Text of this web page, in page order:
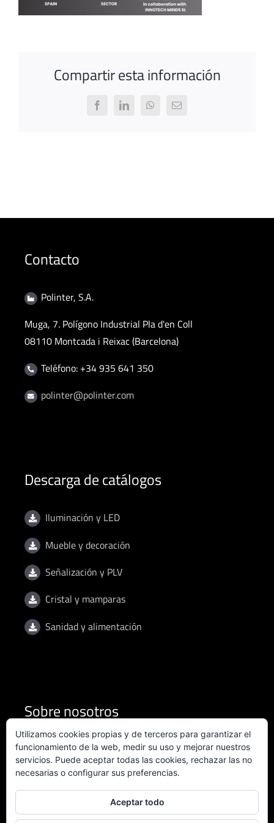
Compartir esta información
FacebookLinkedInWhatsApp
Email
Contacto
Polinter, S.A.
Muga, 7. Polígono Industrial Pla d'en Coll
08110 Montcada i Reixac (Barcelona)
Teléfono: +34 935 641 350
polinter@polinter.com
Descarga de catálogos
Iluminación y LED
Mueble y decoración
Señalización y PLV
Cristal y mamparas
Sanidad y alimentación
Sobre nosotros
Condiciones de uso
Política de privacidad
Política de calidad
Utilizamos cookies propias y de terceros para garantizar el
funcionamiento de la web, medir su uso y mejorar nuestros
servicios. Puede aceptar todas las cookies, rechazar las no
necesarias o configurar sus preferencias.
Aceptar todo